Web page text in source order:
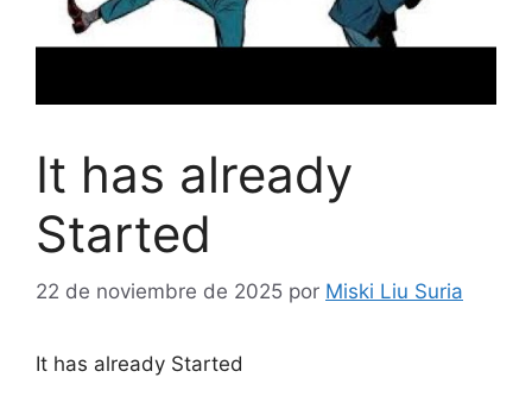
It has already
Started
22 de noviembre de 2025 por Miski Liu Suria
It has already Started